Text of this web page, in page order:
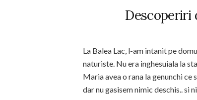
Descoperiri
La Balea Lac, l-am intanit pe
naturiste. Nu era inghesuiala la
Maria avea o rana la genunchi ce
dar nu gasisem nimic deschis.. si